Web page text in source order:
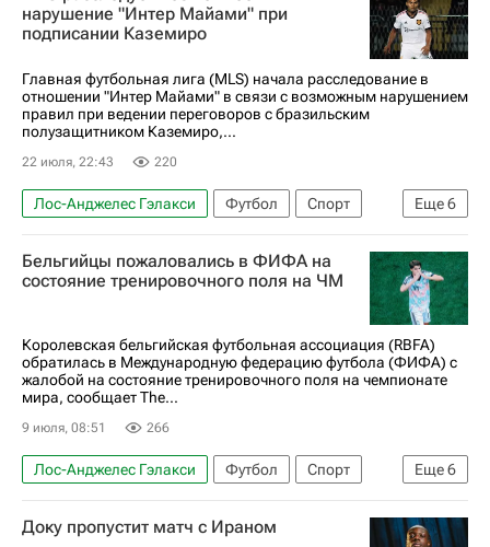
нарушение "Интер Майами" при
подписании Каземиро
Главная футбольная лига (MLS) начала расследование в
отношении "Интер Майами" в связи с возможным нарушением
правил при ведении переговоров с бразильским
полузащитником Каземиро,...
22 июля, 22:43 220
Еще6
Лос-Анджелес Гэлакси Футбол
Спорт
Испания
Каземиро
Интер
Манчестер Юнайтед
Major League Soccer 2025
Бельгийцы пожаловались в ФИФА на
состояние тренировочного поля на ЧМ
Королевская бельгийская футбольная ассоциация (RBFA)
обратилась в Международную федерацию футбола (ФИФА) с
жалобой на состояние тренировочного поля на чемпионате
мира, сообщает The...
9 июля, 08:51 266
Еще6
Лос-Анджелес Гэлакси Футбол
Спорт
Лос-Анджелес
Бельгия
Фоларин Балоган
Международная федерация футбола (ФИФА)
Доку пропустит матч с Ираном